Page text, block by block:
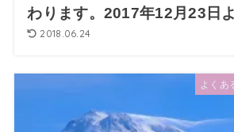
わります。2017年12月23日
2018.06.24
よくあ